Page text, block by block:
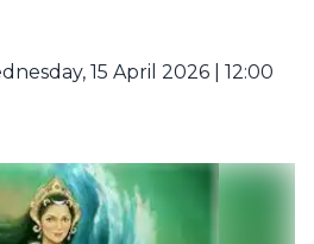
15 April 2026 | 12:00